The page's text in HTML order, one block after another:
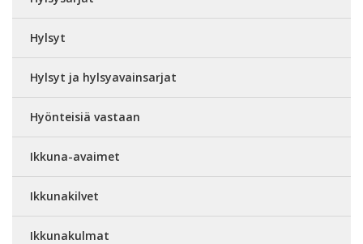
Hylsyt
Hylsyt ja hylsyavainsarjat
Hyönteisiä vastaan
Ikkuna-avaimet
Ikkunakilvet
Ikkunakulmat